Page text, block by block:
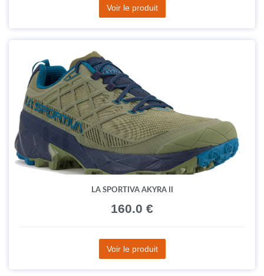
Voir le produit
LA SPORTIVA AKYRA II
160.0 €
Voir le produit